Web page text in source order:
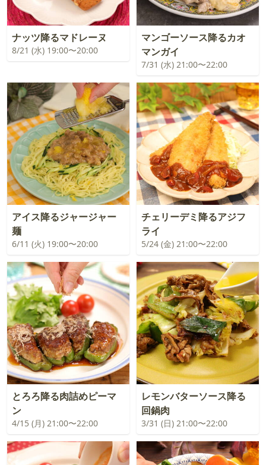
ナッツ降るマドレーヌ
8/21 (水) 19:00〜20:00
マンゴーソース降るカオ
マンガイ
7/31 (水) 21:00〜22:00
アイス降るジャージャー
麺
6/11 (火) 19:00〜20:00
チェリーデミ降るアジフ
ライ
5/24 (金) 21:00〜22:00
とろろ降る肉詰めピーマ
ン
4/15 (月) 21:00〜22:00
レモンバターソース降る
回鍋肉
3/31 (日) 21:00〜22:00